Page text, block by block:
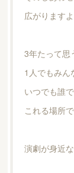
広がりますよ
3年たって思
1人でもみん
いつでも誰
これる場所
演劇が身近